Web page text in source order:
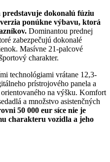
dokonalú fúziu
ponúkne výbavu, ktorá
Dominantou prednej
zabezpečujú dokonalé
Masívne 21-palcové
charakter.
technológiami vrátane 12,3-
prístrojového panela a
na výšku. Komfort
a množstvo asistenčných
50 000 eur síce nie je
charakteru vozidla a jeho